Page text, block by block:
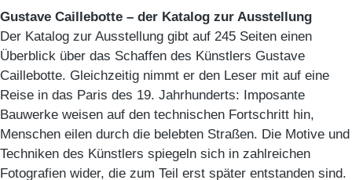
Gustave Caillebotte – der Katalog zur Ausstellung
Der Katalog zur Ausstellung gibt auf 245 Seiten einen
Überblick über das Schaffen des Künstlers Gustave
Caillebotte. Gleichzeitig nimmt er den Leser mit auf eine
Reise in das Paris des 19. Jahrhunderts: Imposante
Bauwerke weisen auf den technischen Fortschritt hin,
Menschen eilen durch die belebten Straßen. Die Motive und
Techniken des Künstlers spiegeln sich in zahlreichen
Fotografien wider, die zum Teil erst später entstanden sind.